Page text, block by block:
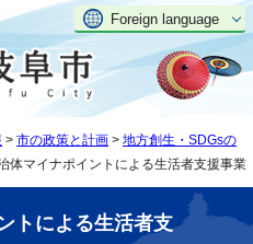
Foreign language
> 市の政策と計画 > 地方創生・SDGsの
体マイナポイントによる生活者支援事業
トによる生活者支